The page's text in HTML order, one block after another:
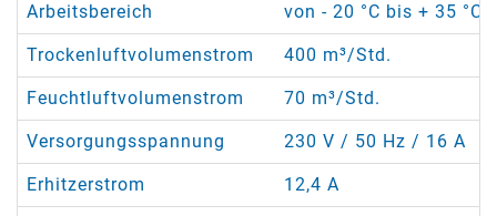
Arbeitsbereich von - 20 °C bis + 35 °C
Trockenluftvolumenstrom 400 m³/Std.
Feuchtluftvolumenstrom 70 m³/Std.
Versorgungsspannung 230 V / 50 Hz / 16 A
Erhitzerstrom 12,4 A